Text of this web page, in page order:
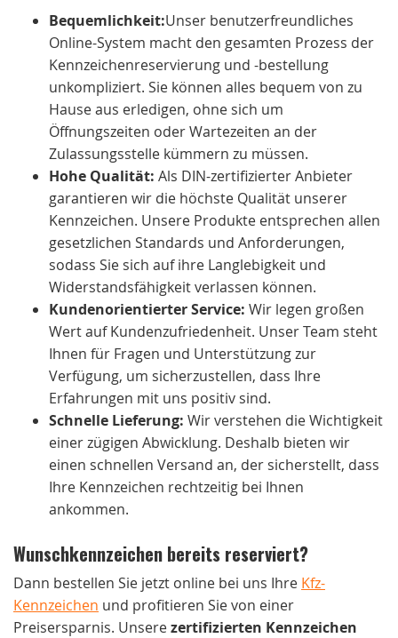
Bequemlichkeit:Unser benutzerfreundliches
Online-System macht den gesamten Prozess der
Kennzeichenreservierung und -bestellung
unkompliziert. Sie können alles bequem von zu
Hause aus erledigen, ohne sich um
Öffnungszeiten oder Wartezeiten an der
Zulassungsstelle kümmern zu müssen.
Hohe Qualität: Als DIN-zertifizierter Anbieter
garantieren wir die höchste Qualität unserer
Kennzeichen. Unsere Produkte entsprechen allen
gesetzlichen Standards und Anforderungen,
sodass Sie sich auf ihre Langlebigkeit und
Widerstandsfähigkeit verlassen können.
Kundenorientierter Service: Wir legen großen
Wert auf Kundenzufriedenheit. Unser Team steht
Ihnen für Fragen und Unterstützung zur
Verfügung, um sicherzustellen, dass Ihre
Erfahrungen mit uns positiv sind.
Schnelle Lieferung: Wir verstehen die Wichtigkeit
einer zügigen Abwicklung. Deshalb bieten wir
einen schnellen Versand an, der sicherstellt, dass
Ihre Kennzeichen rechtzeitig bei Ihnen
ankommen.
Wunschkennzeichen bereits reserviert?
Dann bestellen Sie jetzt online bei uns Ihre Kfz-
Kennzeichen und profitieren Sie von einer
Preisersparnis. Unserezertifizierten Kennzeichen